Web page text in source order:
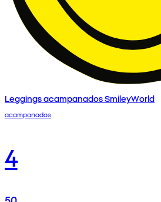
Leggings acampanados SmileyWorld
acampanados
4